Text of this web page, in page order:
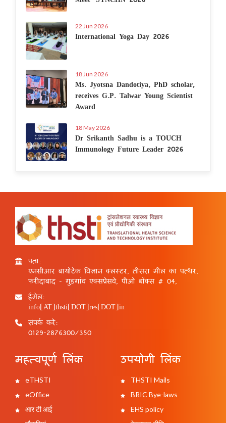
22 Jun 2026
International Yoga Day 2026
18 Jun 2026
Ms. Jyotsna Dandotiya, PhD scholar,
receives G.P. Talwar Young Scientist
Award
18 May 2026
Dr Srikanth Sadhu is a TOUCH
Immunology Future Leader 2026
पता:
एनसीआर बायोटेक विज्ञान क्लस्टर, तीसरा मील का पत्थर,
फरीदाबाद - गुड़गांव एक्सप्रेसवे, पीओ बॉक्स # 04,
ईमेल:
info[AT]thsti[DOT]res[DOT]in
संपर्क करें:
0129-2876300/350
महत्वपूर्ण लिंक
eTHSTI
eOffice
आर टी आई
उपयोगी लिंक
THSTI Mails
BRIC Bye-laws
EHS policy